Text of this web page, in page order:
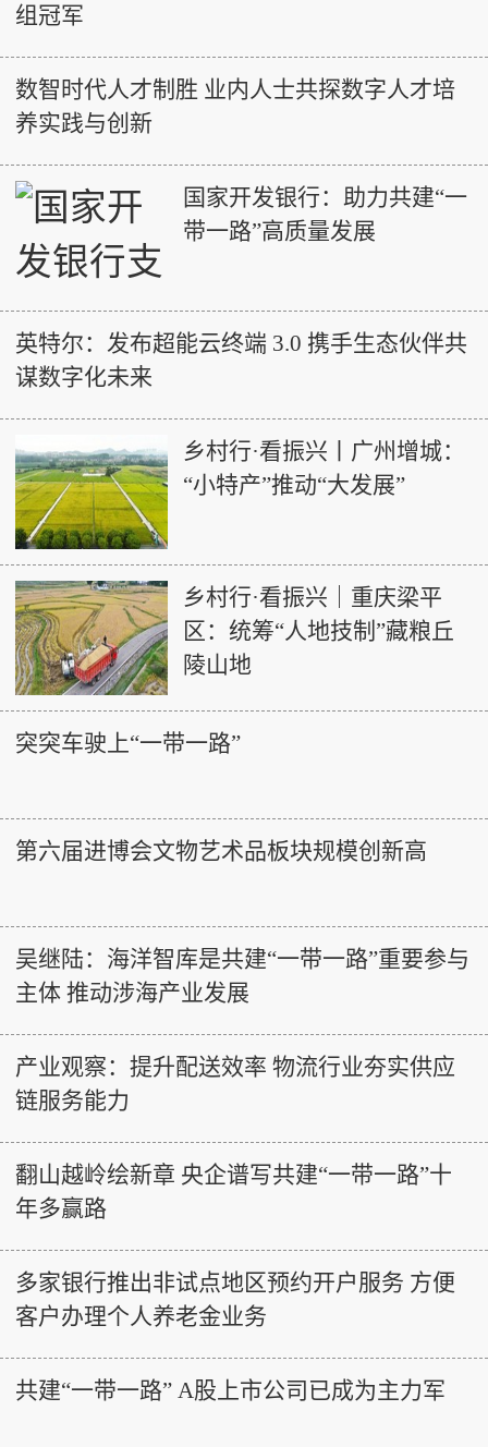
组冠军
数智时代人才制胜 业内人士共探数字人才培
养实践与创新
国家开发银行：助力共建“一
带一路”高质量发展
英特尔：发布超能云终端 3.0 携手生态伙伴共
谋数字化未来
乡村行·看振兴丨广州增城：
“小特产”推动“大发展”
乡村行·看振兴｜重庆梁平
区：统筹“人地技制”藏粮丘
陵山地
突突车驶上“一带一路”
第六届进博会文物艺术品板块规模创新高
吴继陆：海洋智库是共建“一带一路”重要参与
主体 推动涉海产业发展
产业观察：提升配送效率 物流行业夯实供应
链服务能力
翻山越岭绘新章 央企谱写共建“一带一路”十
年多赢路
多家银行推出非试点地区预约开户服务 方便
客户办理个人养老金业务
共建“一带一路” A股上市公司已成为主力军